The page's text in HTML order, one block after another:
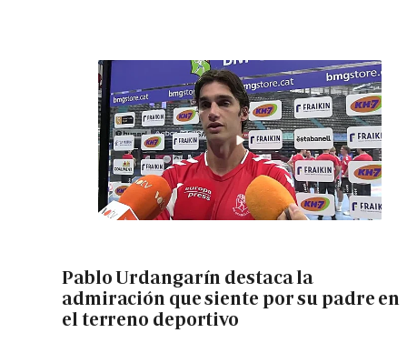
Pablo Urdangarín destaca la
admiración que siente por su padre en
el terreno deportivo